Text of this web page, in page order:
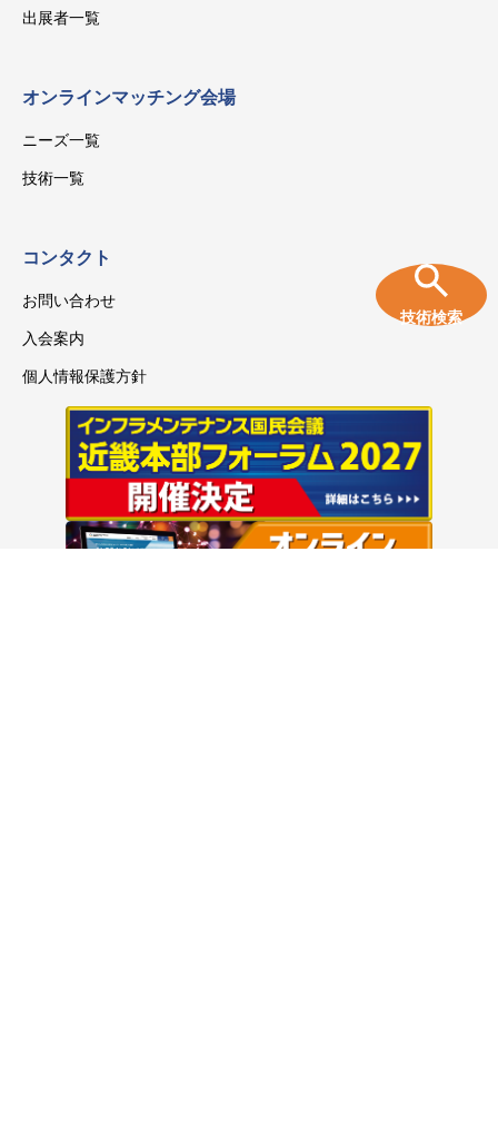
技術検索
出展者一覧
オンラインマッチング会場
ニーズ一覧
技術一覧
コンタクト
お問い合わせ
入会案内
個人情報保護方針